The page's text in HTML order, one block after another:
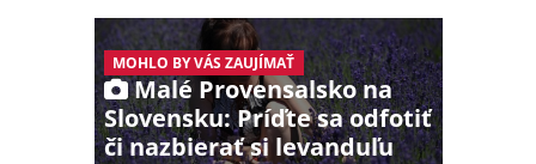
MOHLO BY VÁS ZAUJÍMAŤ
Malé Provensalsko na
Slovensku: Príďte sa odfotiť
či nazbierať si levanduľu